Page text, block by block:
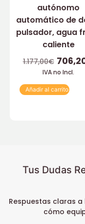
autónomo
automático de
pulsador, agua
caliente
1.177,00€
IVA no Incl.
Añadir al carrito
Tus Dudas
Respuestas claras
cómo